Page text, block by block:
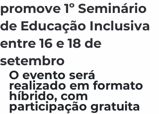
promove 1º Seminário
de Educação Inclusiva
entre 16 e 18 de
setembro
O evento será
realizado em formato
híbrido, com
participação gratuita